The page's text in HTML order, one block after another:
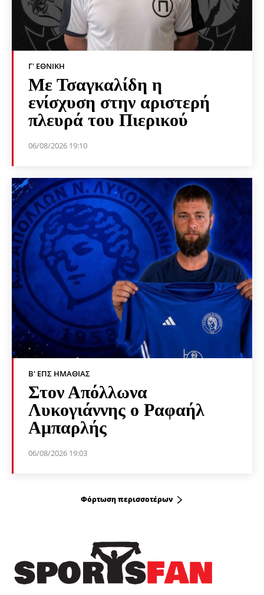
Γ' ΕΘΝΙΚΉ
Με Τσαγκαλίδη η
ενίσχυση στην αριστερή
πλευρά του Πιερικού
06/08/2026 19:10
Β' ΕΠΣ ΗΜΑΘΊΑΣ
Στον Απόλλωνα
Λυκογιάννης ο Ραφαήλ
Αμπαρλής
06/08/2026 19:03
Φόρτωση περισσοτέρων